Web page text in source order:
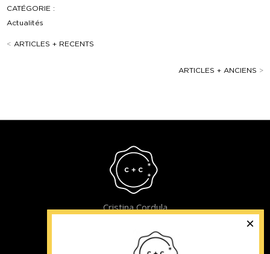
CATÉGORIE :
Actualités
< ARTICLES + RECENTS
ARTICLES + ANCIENS >
Cristina Cordula